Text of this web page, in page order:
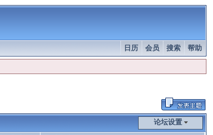
帮助
搜索
会员
日历
论坛设置